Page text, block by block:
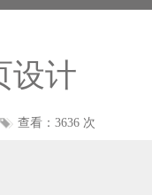
设计
查看：3636 次